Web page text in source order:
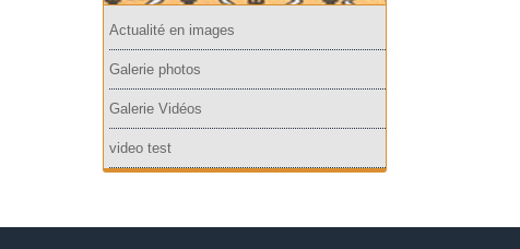
Actualité en images
Galerie photos
Galerie Vidéos
video test